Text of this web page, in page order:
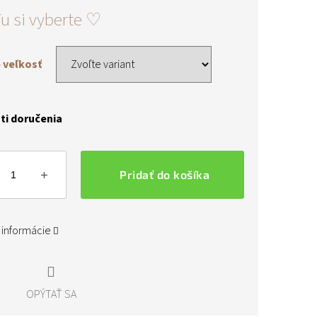
veľkosť
doručenia
Pridať do košíka
OPÝTAŤ SA